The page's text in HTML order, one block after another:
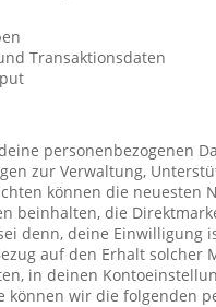
Transaktionsdaten
personenbezogenen
zur Verwaltung,
können die neuesten
beinhalten, die
denn, deine
auf den Erhalt
in deinen
können wir die folgenden